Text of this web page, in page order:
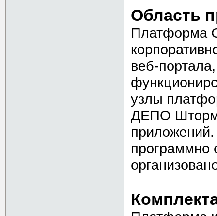
Область
Платформа
веб-
узлы
ДЕПО Шторм
программно